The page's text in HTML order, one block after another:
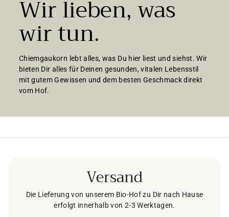
Wir lieben, was
wir tun.
Chiemgaukorn lebt alles, was Du hier liest und siehst. Wir
bieten Dir alles für Deinen gesunden, vitalen Lebensstil
mit gutem Gewissen und dem besten Geschmack direkt
vom Hof.
Versand
Die Lieferung von unserem Bio-Hof zu Dir nach Hause
erfolgt innerhalb von 2-3 Werktagen.